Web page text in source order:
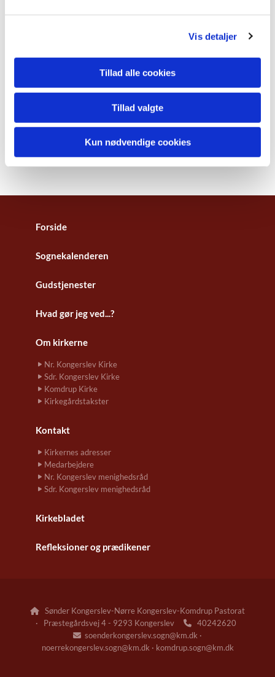
Vis detaljer
Tillad alle cookies
Tillad valgte
Kun nødvendige cookies
Forside
Sognekalenderen
Gudstjenester
Hvad gør jeg ved...?
Om kirkerne
Nr. Kongerslev Kirke
Sdr. Kongerslev Kirke
Komdrup Kirke
Kirkegårdstakster
Kontakt
Kirkernes adresser
Medarbejdere
Nr. Kongerslev menighedsråd
Sdr. Kongerslev menighedsråd
Kirkebladet
Refleksioner og prædikener

Sønder Kongerslev-Nørre Kongerslev-Komdrup Pastorat
· Præstegårdsvej 4 - 9293 Kongerslev
40242620
 soenderkongerslev.sogn@km.dk ·
noerrekongerslev.sogn@km.dk · komdrup.sogn@km.dk